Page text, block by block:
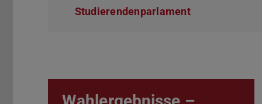
Studierendenparlament